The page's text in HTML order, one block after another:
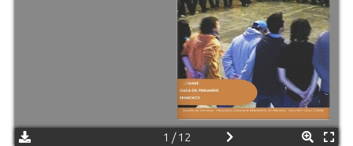
1 / 12